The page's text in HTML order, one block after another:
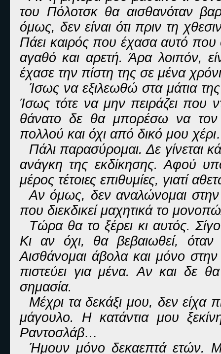
του Πόλοτσκ θα αισθανόταν
όμως, δεν είναι ότι πριν τη
Πάει καιρός που έχασα αυτό που
αγαθό και αρετή. Άρα λοιπόν,
έχασε την πίστη της σε μένα
Ίσως να εξιλεωθώ στα μάτια
Ίσως τότε να μην πειράζει που
θάνατο δε θα μπορέσω να τον
πολλού και όχι από δικό μου
Πάλι παρασύρομαι. Δε
ανάγκη της εκδίκησης. Αφού
μέρος τέτοιες επιθυμίες, γιατί
Αν όμως, δεν αναλώνομαι στην
που διεκδικεί μαχητικά το
Τώρα θα το ξέρει κι αυτός.
Κι αν όχι, θα βεβαιωθεί, όταν
Αισθάνομαι άβολα και μόνο
πιστεύει για μένα. Αν και δε
σημασία.
Μέχρι τα δεκάξι μου, δεν είχα
μάγουλο. Η κατάντια μου
Ραντοσλάβ…
Ήμουν μόνο δεκαεπτά ετών.